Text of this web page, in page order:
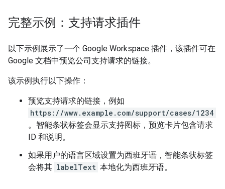
完整示例：支持请求插件
以下示例展示了一个 Google Workspace 插件，该插件可在
Google 文档中预览公司支持请求的链接。
该示例执行以下操作：
预览支持请求的链接，例如
https://www.example.com/support/cases/1234
。智能条状标签会显示支持图标，预览卡片包含请求
ID 和说明。
如果用户的语言区域设置为西班牙语，智能条状标签
会将其 labelText 本地化为西班牙语。